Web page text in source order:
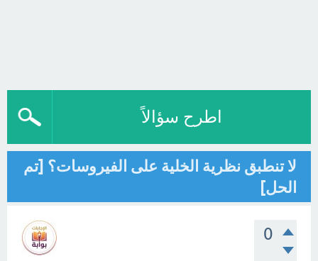
اطرح سؤالاً
لا تنطبق نظرية الخلية على الفيروسات؟ [تم
الحل]
0